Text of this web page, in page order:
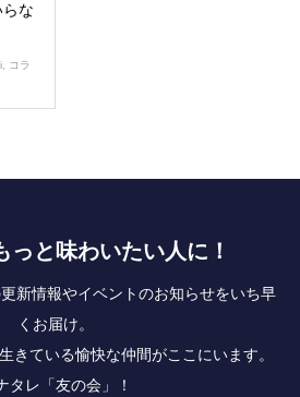
な
, コラ
っと味わいたい人に！
新情報やイベントのお知らせをいち早
くお届け。
きている愉快な仲間がここにいます。
タレ「友の会」！